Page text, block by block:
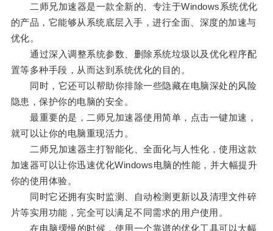
二师兄加速器是一款全新的、专注于Windows系统优化
的产品，它能够从系统底层入手，进行全面、深度的加速与
优化。
通过深入调整系统参数、删除系统垃圾以及优化程序配
置等多种手段，从而达到系统优化的目的。
同时，它还可以帮助你排除一些隐藏在电脑深处的风险
隐患，保护你的电脑的安全。
最重要的是，二师兄加速器使用简单，点击一键加速，
就可以让你的电脑重现活力。
二师兄加速器主打智能化、全面化与人性化，使用这款
加速器可以让你迅速优化Windows电脑的性能，并大幅提升
你的使用体验。
同时它还拥有实时监测、自动检测更新以及清理文件碎
片等实用功能，完全可以满足不同需求的用户使用。
在电脑缓慢的时候，使用一个靠谱的优化工具可以大幅